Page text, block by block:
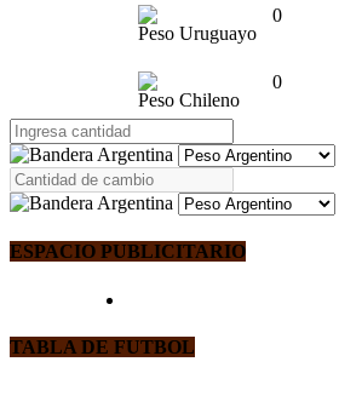
Peso Uruguayo
0
Peso Chileno
0
ESPACIO PUBLICITARIO
TABLA DE FUTBOL